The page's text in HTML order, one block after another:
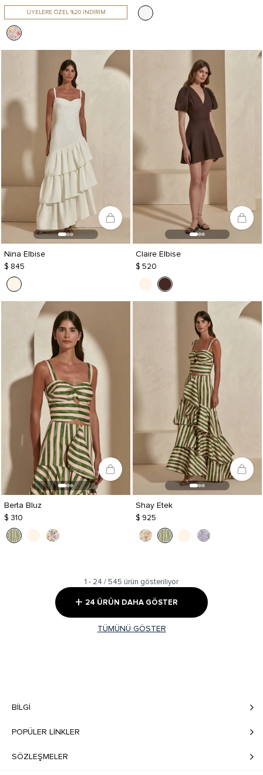
ÜYELERE ÖZEL %20 İNDİRİM
Nina Elbise
$ 845
Claire Elbise
$ 520
Berta Bluz
$ 310
Shay Etek
$ 925
1 - 24 / 545 ürün gösteriliyor
+ 24 ÜRÜN DAHA GÖSTER
TÜMÜNÜ GÖSTER
BILGI
POPÜLER LİNKLER
SÖZLEŞMELER